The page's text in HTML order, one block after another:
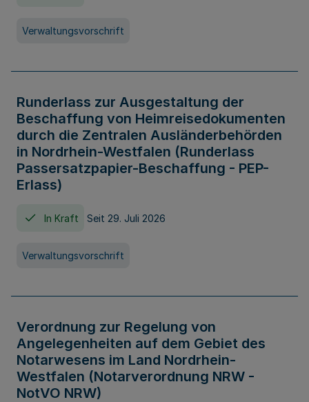
Verwaltungsvorschrift
Runderlass zur Ausgestaltung der
Beschaffung von Heimreisedokumenten
durch die Zentralen Ausländerbehörden
in Nordrhein-Westfalen (Runderlass
Passersatzpapier-Beschaffung - PEP-
Erlass)
In Kraft Seit 29. Juli 2026
Verwaltungsvorschrift
Verordnung zur Regelung von
Angelegenheiten auf dem Gebiet des
Notarwesens im Land Nordrhein-
Westfalen (Notarverordnung NRW -
NotVO NRW)